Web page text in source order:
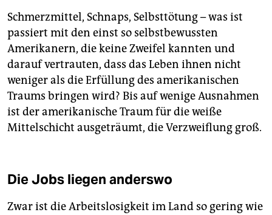
Schmerzmittel, Schnaps, Selbsttötung – was ist
passiert mit den einst so selbstbewussten
Amerikanern, die keine Zweifel kannten und
darauf vertrauten, dass das Leben ihnen nicht
weniger als die Erfüllung des amerikanischen
Traums bringen wird? Bis auf wenige Ausnahmen
ist der amerikanische Traum für die weiße
Mittelschicht ausgeträumt, die Verzweiflung groß.
Die Jobs liegen anderswo
Zwar ist die Arbeitslosigkeit im Land so gering wie